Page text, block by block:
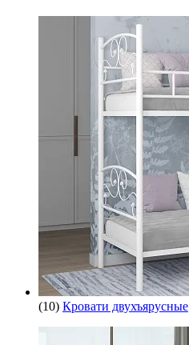
(10) Кровати двухъярусные